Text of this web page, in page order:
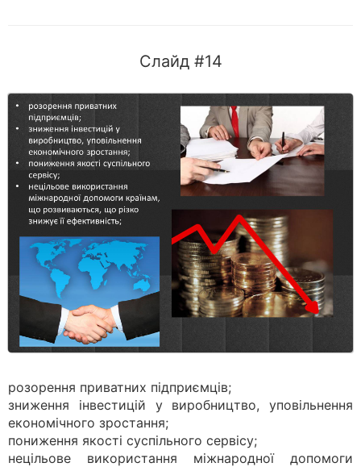
Слайд #14
розорення приватних підприємців;
зниження інвестицій у виробництво, уповільнення
економічного зростання;
пониження якості суспільного сервісу;
нецільове використання міжнародної допомоги